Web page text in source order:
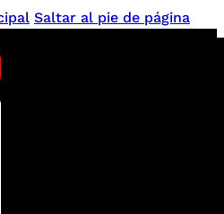
Saltar al pie de página